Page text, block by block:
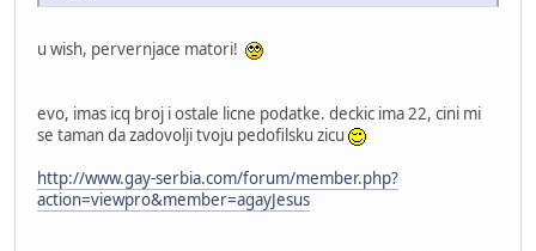
u wish, pervernjace matori!
evo, imas icq broj i ostale licne podatke. deckic ima 22, cini mi
se taman da zadovolji tvoju pedofilsku zicu
http://www.gay-serbia.com/forum/member.php?
action=viewpro&member=agayJesus